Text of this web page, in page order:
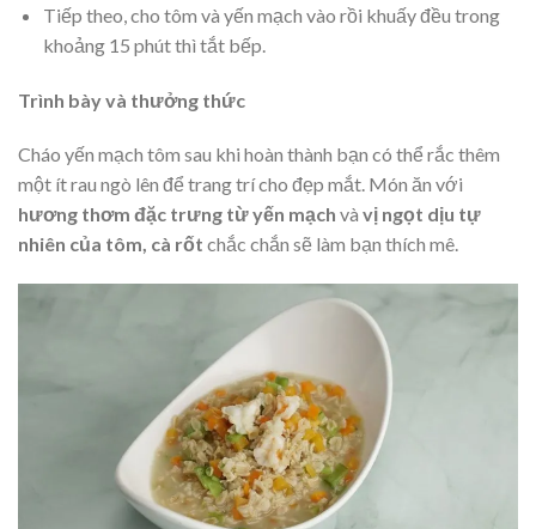
Tiếp theo, cho tôm và yến mạch vào rồi khuấy đều trong
khoảng 15 phút thì tắt bếp.
Trình bày và thưởng thức
Cháo yến mạch tôm sau khi hoàn thành bạn có thể rắc thêm
một ít rau ngò lên để trang trí cho đẹp mắt. Món ăn với
hương thơm đặc trưng từ yến mạch và vị ngọt dịu tự
nhiên của tôm, cà rốt chắc chắn sẽ làm bạn thích mê.